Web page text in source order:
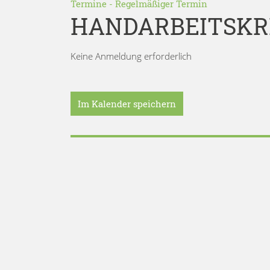
Termine - Regelmäßiger Termin
Keine Anmeldung erforderlich
Im Kalender speichern